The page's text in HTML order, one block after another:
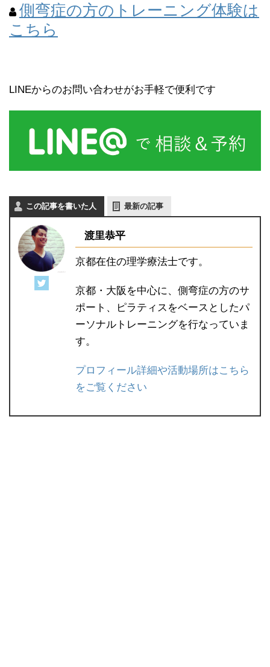
側弯症の方のトレーニング体験は
こちら
LINEからのお問い合わせがお手軽で便利です
この記事を書いた人 最新の記事
渡里恭平
京都在住の理学療法士です。
京都・大阪を中心に、側弯症の方のサ
ポート、ピラティスをベースとしたパ
ーソナルトレーニングを行なっていま
す。
プロフィール詳細や活動場所はこちら
をご覧ください